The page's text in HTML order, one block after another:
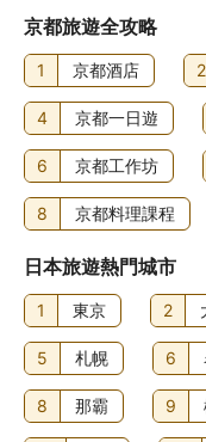
京都旅遊全攻略
1 京都酒店 2
4 京都一日遊
6 京都工作坊
8 京都料理課程
日本旅遊熱門城市
1 東京 2
5 札幌 6
8 那霸 9